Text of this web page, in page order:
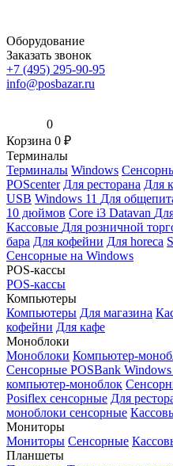
Оборудование
Заказать звонок
+7 (495) 295-90-95
info@posbazar.ru
0
Корзина 0 ₽
Терминалы
Терминалы Windows
POScenter Для ресторана Для
USB Windows 11 Для
10 дюймов Core i3 Datavan
Кассовые Для розничной
бара Для кофейни Для horeca
Сенсорные на Windows
POS-кассы
POS-кассы
Компьютеры
Компьютеры Для магазина
кофейни Для кафе
Моноблоки
Моноблоки Компьютер-
Сенсорные POSBank Windows
компьютер-моноблок
Posiflex сенсорные Для
моноблоки сенсорные
Мониторы
Мониторы Сенсорные
Планшеты